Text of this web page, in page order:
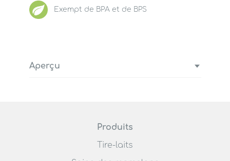
Exempt de BPA et de BPS
Aperçu
raccordement au tire-lait Ardo
manche complet du tire-lait Ardo
Produits
Tire-laits